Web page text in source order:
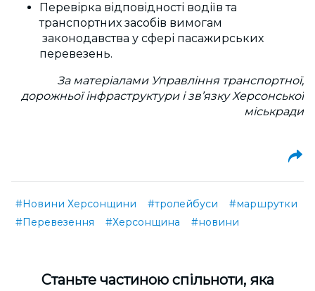
Перевірка відповідності водіїв та
транспортних засобів вимогам
законодавства у сфері пасажирських
перевезень.
За матеріалами Управління транспортної,
дорожньої інфраструктури і зв’язку Херсонської
міськради
#Новини Херсонщини #тролейбуси
#маршрутки
#Перевезення
#Херсонщина #новини
Cтаньте частиною спільноти, яка